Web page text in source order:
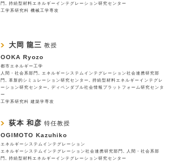
門
持続型材料エネルギーインテグレーション研究センター
工学系研究科 機械工学専攻
大岡 龍三 教授
OOKA Ryozo
都市エネルギー工学
人間・社会系部門
エネルギーシステムインテグレーション社会連携研究部
門
革新的シミュレーション研究センター
持続型材料エネルギーインテグレ
ーション研究センター
ディペンダブル社会情報プラットフォーム研究センタ
ー
工学系研究科 建築学専攻
荻本 和彦 特任教授
OGIMOTO Kazuhiko
エネルギーシステムインテグレーション
エネルギーシステムインテグレーション社会連携研究部門
人間・社会系部
門
持続型材料エネルギーインテグレーション研究センター